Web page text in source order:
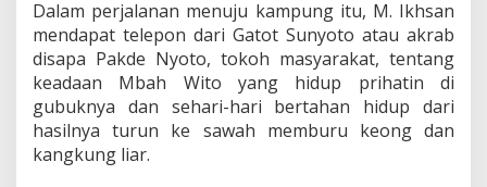
Dalam perjalanan menuju kampung itu, M. Ikhsan
mendapat telepon dari Gatot Sunyoto atau akrab
disapa Pakde Nyoto, tokoh masyarakat, tentang
keadaan Mbah Wito yang hidup prihatin di
gubuknya dan sehari-hari bertahan hidup dari
hasilnya turun ke sawah memburu keong dan
kangkung liar.